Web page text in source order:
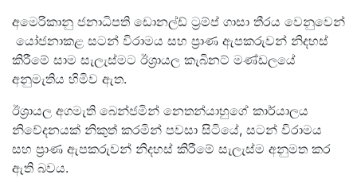
අමෙරිකානු ජනාධිපති ඩොනල්ඩ් ට්‍රම්ප් ගාසා තීරය වෙනුවෙන්
යෝජනාකළ සටන් විරාමය සහ ප්‍රාණ ඇපකරුවන් නිදහස්
කිරීමේ සාම සැලැස්මට ඊශ්‍රායල කැබිනට් මණ්ඩලයේ
අනුමැතිය හිමිව ඇත.
ඊශ්‍රායල අගමැති බෙන්ජමින් නෙතන්යාහුගේ කාර්යාලය
නිවේදනයක් නිකුත් කරමින් පවසා සිටියේ, සටන් විරාමය
සහ ප්‍රාණ ඇපකරුවන් නිදහස් කිරීමේ සැලැස්ම අනුමත කර
ඇති බවය.